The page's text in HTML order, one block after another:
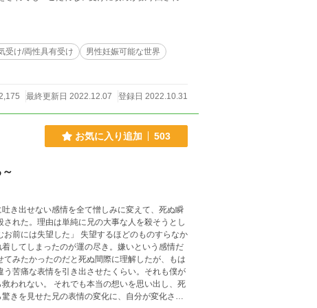
ます。ただしそういう関係になるまでが長い上
複投稿しています。
受け/両性具有受け
男性妊娠可能な世界
最終更新日 2022.12.07 登録日 2022.10.31
お気に入り追加 503
き出せない感情を全て憎しみに変えて、死ぬ瞬
してしまったのが運の尽き。嫌いという感情だ
いを思い出し、死
きを見せた兄の表情の変化に、自分が変化させ